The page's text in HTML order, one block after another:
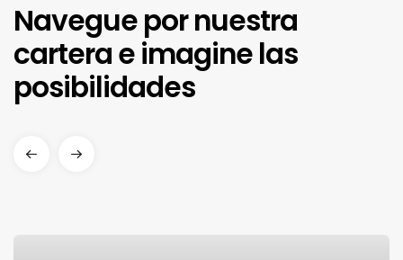
Navegue por nuestra
cartera e imagine las
posibilidades